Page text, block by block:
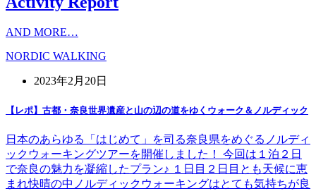
AND MORE…
NORDIC WALKING
2023年2月20日
【レポ】古都・奈良世界遺産と山の辺の道をゆくウォーク＆ノルディック
日本のあらゆる「はじめて」を司る奈良県をめぐるノルディ
ックウォーキングツアーを開催しました！ 今回は１泊２日
で奈良の魅力を凝縮したプラン♪ １日目２日目とも天候に恵
まれ快晴の中ノルディックウォーキングはとても気持ちが良